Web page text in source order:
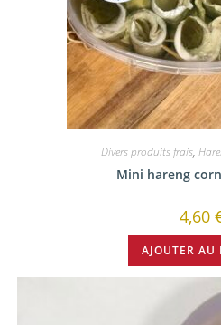
Divers produits frais,
Mini hareng
4,60
AJOUTER AU